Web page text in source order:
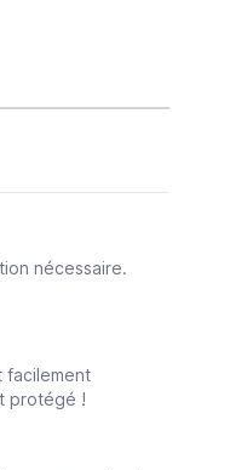
nécessaire.
facilement
protégé !